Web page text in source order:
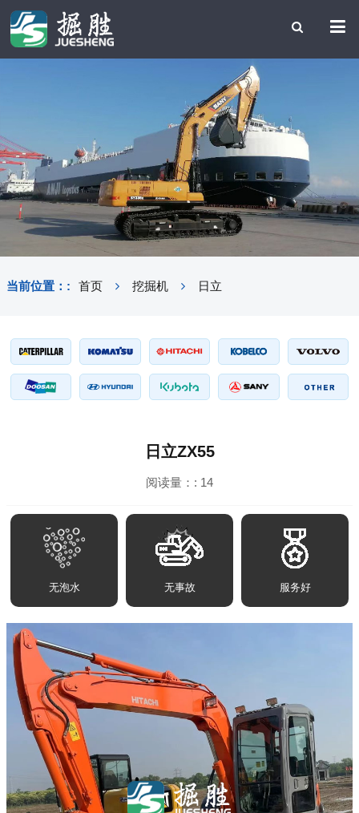
当前位置：: 首页 挖掘机 日立
日立ZX55
阅读量：: 14
无泡水 无事故 服务好